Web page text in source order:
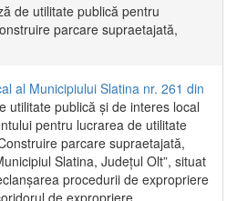
de utilitate publică pentru
parcare supraetajată,
al Municipiului Slatina nr. 261 din
utilitate publică și de interes local
pentru lucrarea de utilitate
parcare supraetajată,
Slatina, Județul Olt”, situat
procedurii de expropriere
de expropriere